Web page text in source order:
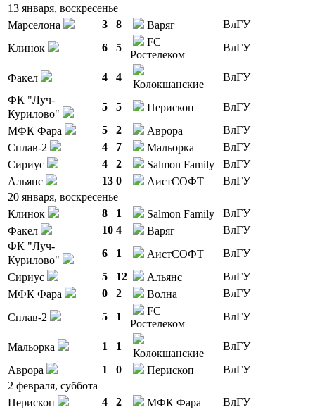
13 января, воскресенье
Марселона
3 8 Варяг
ВлГУ
Клинок
6 5
FC
Ростелеком
ВлГУ
Факел 4 4
Колокшанские
ВлГУ
ФК "Луч-
Курилово"
5 5 Перископ
ВлГУ
МФК Фара
5 2 Аврора
ВлГУ
Сплав-2
4 7 Мальорка
ВлГУ
Сириус
4 2 Salmon Family
ВлГУ
Альянс
13 0 АистСОФТ
ВлГУ
20 января, воскресенье
Клинок
8 1 Salmon Family
ВлГУ
Факел
10 4 Варяг
ВлГУ
ФК "Луч-
Курилово"
6 1 АистСОФТ
ВлГУ
Сириус
5 12 Альянс
ВлГУ
МФК Фара
0 2 Волна
ВлГУ
Сплав-2
5 1
FC
Ростелеком
ВлГУ
Мальорка 1 1
Колокшанские
ВлГУ
Аврора
1 0 Перископ
ВлГУ
2 февраля, суббота
Перископ
4 2 МФК Фара
ВлГУ